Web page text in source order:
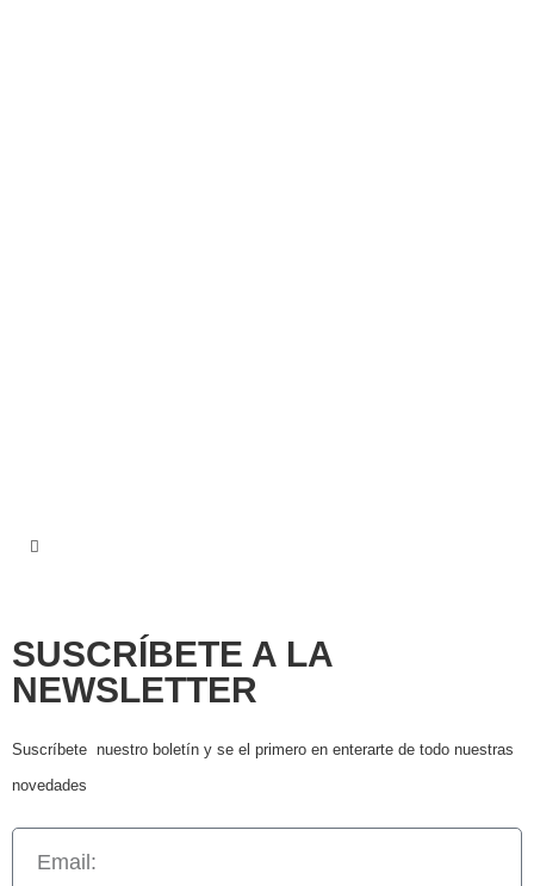
SUSCRÍBETE A LA
NEWSLETTER
Suscríbete nuestro boletín y se el primero en enterarte de todo nuestras
novedades